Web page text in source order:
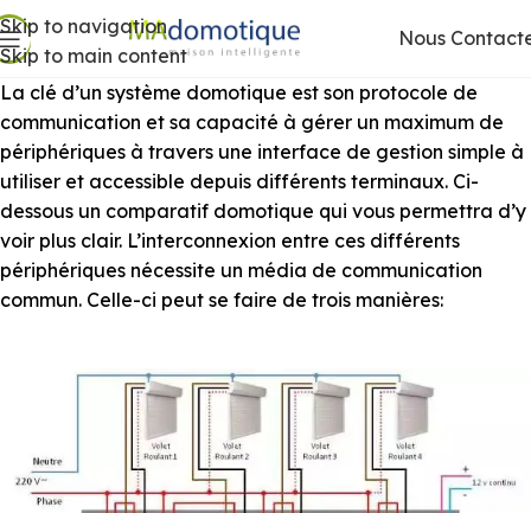
Skip to navigation
Skip to main content
Nous
La clé d’un système domotique est son protocole de
communication et sa capacité à gérer un maximum de
périphériques à travers une interface de gestion simple à
utiliser et accessible depuis différents terminaux. Ci-
dessous un comparatif domotique qui vous permettra d’y
voir plus clair. L’interconnexion entre ces différents
périphériques nécessite un média de communication
commun. Celle-ci peut se faire de trois manières: